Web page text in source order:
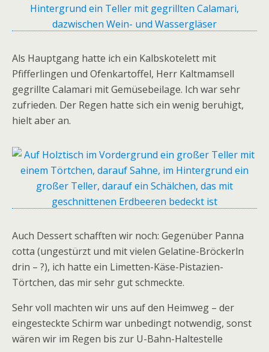
Als Hauptgang hatte ich ein Kalbskotelett mit
Pfifferlingen und Ofenkartoffel, Herr Kaltmamsell
gegrillte Calamari mit Gemüsebeilage. Ich war sehr
zufrieden. Der Regen hatte sich ein wenig beruhigt,
hielt aber an.
Auch Dessert schafften wir noch: Gegenüber Panna
cotta (ungestürzt und mit vielen Gelatine-Bröckerln
drin – ?), ich hatte ein Limetten-Käse-Pistazien-
Törtchen, das mir sehr gut schmeckte.
Sehr voll machten wir uns auf den Heimweg – der
eingesteckte Schirm war unbedingt notwendig, sonst
wären wir im Regen bis zur U-Bahn-Haltestelle